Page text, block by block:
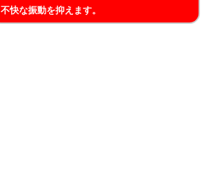
不快な振動を抑えます。